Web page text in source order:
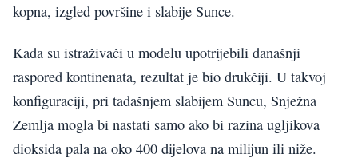
kopna, izgled površine i slabije Sunce.
Kada su istraživači u modelu upotrijebili današnji
raspored kontinenata, rezultat je bio drukčiji. U takvoj
konfiguraciji, pri tadašnjem slabijem Suncu, Snježna
Zemlja mogla bi nastati samo ako bi razina ugljikova
dioksida pala na oko 400 dijelova na milijun ili niže.